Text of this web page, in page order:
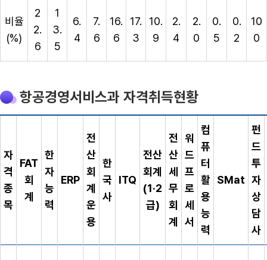
비율
(%)
2
2.
6
1
3.
5
6.
4
7.
6
16.
6
17.
3
10.
9
2.
4
2.
0
0.
5
0.
2
10
0
항공경영서비스과 자격취득현황
자
격
종
목
FAT
회
계
한
자
능
력
ERP
전
산
회
계
운
용
한
국
사
ITQ
전산
회계
(1·2
급)
전
산
세
무
회
계
워
드
프
로
세
서
컴
퓨
터
활
용
능
력
SMat
펀
드
투
자
상
담
사